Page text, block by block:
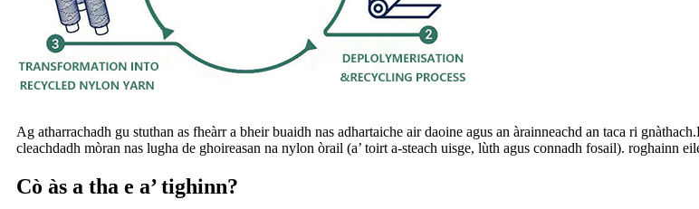
Ag atharrachadh gu stuthan as fheàrr a bheir buaidh nas adhartaiche air daoine agus an àrainneachd an taca ri
cleachdadh mòran nas lugha de ghoireasan na nylon òrail (a’ toirt a-steach uisge, lùth agus connadh fosail). roghainn
Cò às a tha e a’ tighinn?